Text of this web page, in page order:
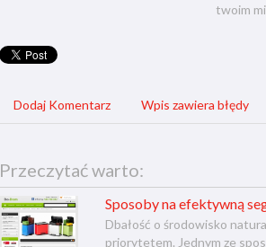
twoim
Dodaj Komentarz Wpis zawiera błędy
Przeczytać warto:
Sposoby na efektywną
Dbałość o środowisko
priorytetem. Jednym ze